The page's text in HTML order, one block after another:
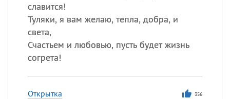
славится!
Туляки, я вам желаю, тепла, добра, и
света,
Счастьем и любовью, пусть будет жизнь
согрета!
Открытка 356